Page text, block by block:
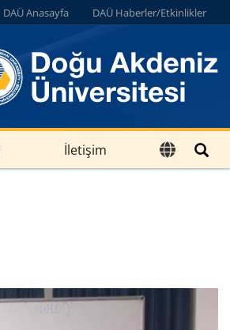
DAÜ Anasayfa DAÜ Haberler/Etkinlikler
İletişim